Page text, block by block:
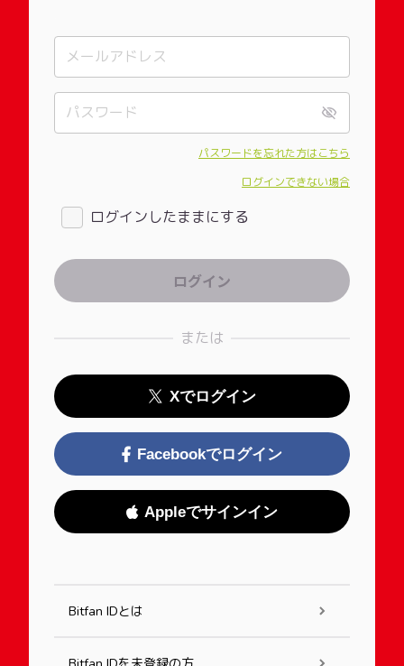
パスワードを忘れた方はこちら
ログインできない場合
ログインしたままにする
または
Xでログイン
Facebookでログイン
Appleでサインイン
Bitfan IDとは